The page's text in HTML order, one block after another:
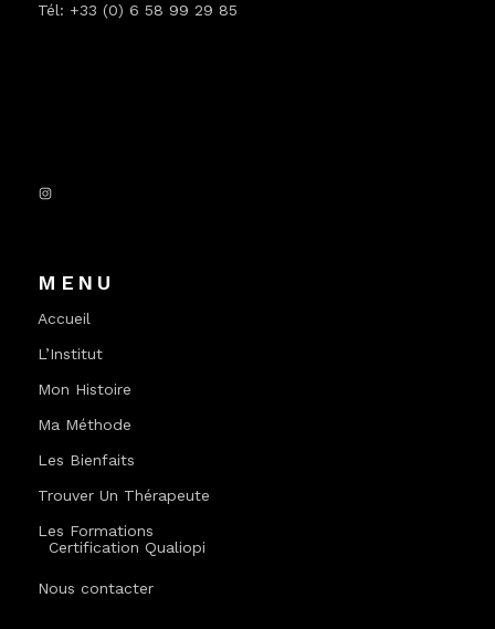
Tél: +33 (0) 6 58 99 29 85
Instagram
MENU
Accueil
L’Institut
Mon Histoire
Ma Méthode
Les Bienfaits
Trouver Un Thérapeute
Les Formations
Certification Qualiopi
Nous contacter